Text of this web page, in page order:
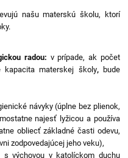
našu materskú školu, ktorí
radou: v prípade, ak počet
kapacita materskej školy, bude
návyky (úplne bez plienok,
najesť lyžicou a používa
obliecť základné časti odevu,
zodpovedajúcej jeho veku),
výchovou v katolíckom duchu